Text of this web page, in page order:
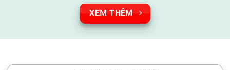
XEM THÊM